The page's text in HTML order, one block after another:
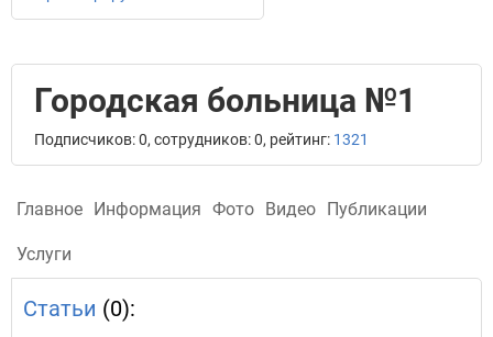
Городская больница №1
Подписчиков: 0, сотрудников: 0, рейтинг: 1321
Главное Информация Фото Видео Публикации
Услуги
Статьи (0):